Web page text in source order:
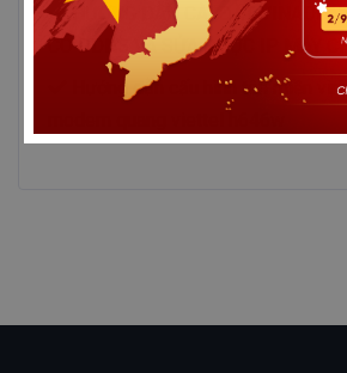
HƯỚNG DẪN CÀI ĐẶT
CÓ DDNS VÀ SỬA ĐƯỢC IP MÁY
Hướng dẫn cấu hình tên miền